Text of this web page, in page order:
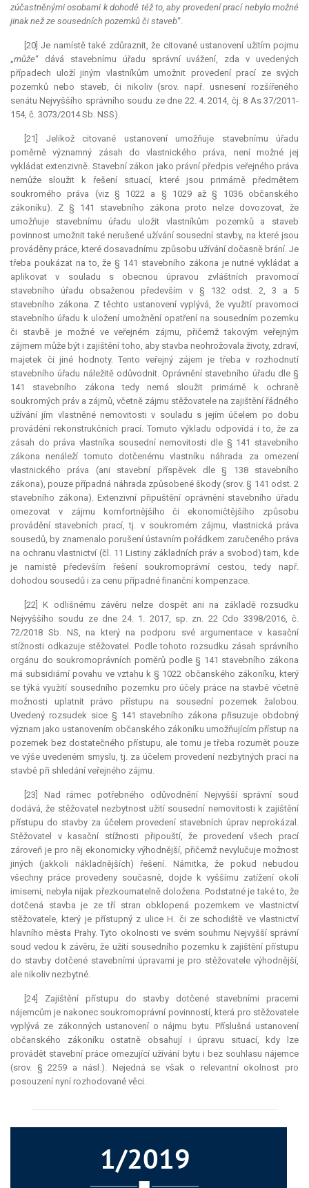
zúčastněnými osobami k dohodě též to, aby provedení prací nebylo možné
jinak než ze sousedních pozemků či staveb“.
[20] Je namístě také zdůraznit, že citované ustanovení užitím pojmu
„může“ dává stavebnímu úřadu správní uvážení, zda v uvedených
případech uloží jiným vlastníkům umožnit provedení prací ze svých
pozemků nebo staveb, či nikoliv (srov. např. usnesení rozšířeného
senátu Nejvyššího správního soudu ze dne 22. 4. 2014, čj. 8 As 37/2011-
154, č. 3073/2014 Sb. NSS).
[21] Jelikož citované ustanovení umožňuje stavebnímu úřadu
poměrně významný zásah do vlastnického práva, není možné jej
vykládat extenzivně. Stavební zákon jako právní předpis veřejného práva
nemůže sloužit k řešení situací, které jsou primárně předmětem
soukromého práva (viz § 1022 a § 1029 až § 1036 občanského
zákoníku). Z § 141 stavebního zákona proto nelze dovozovat, že
umožňuje stavebnímu úřadu uložit vlastníkům pozemků a staveb
povinnost umožnit také nerušené užívání sousední stavby, na které jsou
prováděny práce, které dosavadnímu způsobu užívání dočasně brání. Je
třeba poukázat na to, že § 141 stavebního zákona je nutné vykládat a
aplikovat v souladu s obecnou úpravou zvláštních pravomocí
stavebního úřadu obsaženou především v § 132 odst. 2, 3 a 5
stavebního zákona. Z těchto ustanovení vyplývá, že využití pravomoci
stavebního úřadu k uložení umožnění opatření na sousedním pozemku
či stavbě je možné ve veřejném zájmu, přičemž takovým veřejným
zájmem může být i zajištění toho, aby stavba neohrožovala životy, zdraví,
majetek či jiné hodnoty. Tento veřejný zájem je třeba v rozhodnutí
stavebního úřadu náležitě odůvodnit. Oprávnění stavebního úřadu dle §
141 stavebního zákona tedy nemá sloužit primárně k ochraně
soukromých práv a zájmů, včetně zájmu stěžovatele na zajištění řádného
užívání jím vlastněné nemovitosti v souladu s jejím účelem po dobu
provádění rekonstrukčních prací. Tomuto výkladu odpovídá i to, že za
zásah do práva vlastníka sousední nemovitosti dle § 141 stavebního
zákona nenáleží tomuto dotčenému vlastníku náhrada za omezení
vlastnického práva (ani stavební příspěvek dle § 138 stavebního
zákona), pouze případná náhrada způsobené škody (srov. § 141 odst. 2
stavebního zákona). Extenzivní připuštění oprávnění stavebního úřadu
omezovat v zájmu komfortnějšího či ekonomičtějšího způsobu
provádění stavebních prací, tj. v soukromém zájmu, vlastnická práva
sousedů, by znamenalo porušení ústavním pořádkem zaručeného práva
na ochranu vlastnictví (čl. 11 Listiny základních práv a svobod) tam, kde
je namístě především řešení soukromoprávní cestou, tedy např.
dohodou sousedů i za cenu případné finanční kompenzace.
[22] K odlišnému závěru nelze dospět ani na základě rozsudku
Nejvyššího soudu ze dne 24. 1. 2017, sp. zn. 22 Cdo 3398/2016, č.
72/2018 Sb. NS, na který na podporu své argumentace v kasační
stížnosti odkazuje stěžovatel. Podle tohoto rozsudku zásah správního
orgánu do soukromoprávních poměrů podle § 141 stavebního zákona
má subsidiární povahu ve vztahu k § 1022 občanského zákoníku, který
se týká využití sousedního pozemku pro účely práce na stavbě včetně
možnosti uplatnit právo přístupu na sousední pozemek žalobou.
Uvedený rozsudek sice § 141 stavebního zákona přisuzuje obdobný
význam jako ustanovením občanského zákoníku umožňujícím přístup na
pozemek bez dostatečného přístupu, ale tomu je třeba rozumět pouze
ve výše uvedeném smyslu, tj. za účelem provedení nezbytných prací na
stavbě při shledání veřejného zájmu.
[23] Nad rámec potřebného odůvodnění Nejvyšší správní soud
dodává, že stěžovatel nezbytnost užití sousední nemovitosti k zajištění
přístupu do stavby za účelem provedení stavebních úprav neprokázal.
Stěžovatel v kasační stížnosti připouští, že provedení všech prací
zároveň je pro něj ekonomicky výhodnější, přičemž nevylučuje možnost
jiných (jakkoli nákladnějších) řešení. Námitka, že pokud nebudou
všechny práce provedeny současně, dojde k vyššímu zatížení okolí
imisemi, nebyla nijak přezkoumatelně doložena. Podstatné je také to, že
dotčená stavba je ze tří stran obklopená pozemkem ve vlastnictví
stěžovatele, který je přístupný z ulice H. či ze schodiště ve vlastnictví
hlavního města Prahy. Tyto okolnosti ve svém souhrnu Nejvyšší správní
soud vedou k závěru, že užití sousedního pozemku k zajištění přístupu
do stavby dotčené stavebními úpravami je pro stěžovatele výhodnější,
ale nikoliv nezbytné.
[24] Zajištění přístupu do stavby dotčené stavebními pracemi
nájemcům je nakonec soukromoprávní povinností, která pro stěžovatele
vyplývá ze zákonných ustanovení o nájmu bytu. Příslušná ustanovení
občanského zákoníku ostatně obsahují i úpravu situací, kdy lze
provádět stavební práce omezující užívání bytu i bez souhlasu nájemce
(srov. § 2259 a násl.). Nejedná se však o relevantníokolnost pro
posouzení nyní rozhodované věci.